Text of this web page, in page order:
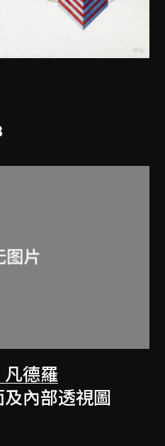
凡德羅
內部透視圖